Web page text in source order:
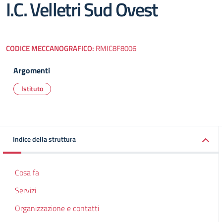
I.C. Velletri Sud Ovest
CODICE MECCANOGRAFICO: RMIC8F8006
Argomenti
Istituto
Indice della struttura
Cosa fa
Servizi
Organizzazione e contatti